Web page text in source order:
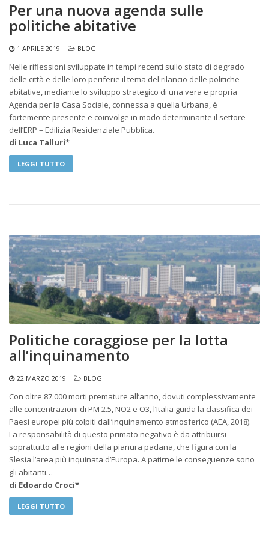
Per una nuova agenda sulle
politiche abitative
1 APRILE 2019 BLOG
Nelle riflessioni sviluppate in tempi recenti sullo stato di degrado
delle città e delle loro periferie il tema del rilancio delle politiche
abitative, mediante lo sviluppo strategico di una vera e propria
Agenda per la Casa Sociale, connessa a quella Urbana, è
fortemente presente e coinvolge in modo determinante il settore
dell’ERP – Edilizia Residenziale Pubblica.
di Luca Talluri*
LEGGI TUTTO
Politiche coraggiose per la lotta
all’inquinamento
22 MARZO 2019 BLOG
Con oltre 87.000 morti premature all’anno, dovuti complessivamente
alle concentrazioni di PM 2.5, NO2 e O3, l’Italia guida la classifica dei
Paesi europei più colpiti dall’inquinamento atmosferico (AEA, 2018).
La responsabilità di questo primato negativo è da attribuirsi
soprattutto alle regioni della pianura padana, che figura con la
Slesia l’area più inquinata d’Europa. A patirne le conseguenze sono
gli abitanti…
di Edoardo Croci*
LEGGI TUTTO